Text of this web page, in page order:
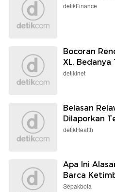
detikFinance
Bocoran
XL, Bedanya
detikInet
Belasan
Dilaporkan
detikHealth
Apa Ini
Barca
Sepakbola